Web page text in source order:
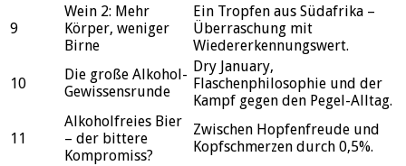
9
Wein 2: Mehr
Körper, weniger
Birne
Ein Tropfen aus Südafrika –
Überraschung mit
Wiedererkennungswert.
10
Die große Alkohol-
Gewissensrunde
Dry January,
Flaschenphilosophie und der
Kampf gegen den Pegel-Alltag.
11
Alkoholfreies Bier
– der bittere
Kompromiss?
Zwischen Hopfenfreude und
Kopfschmerzen durch 0,5%.